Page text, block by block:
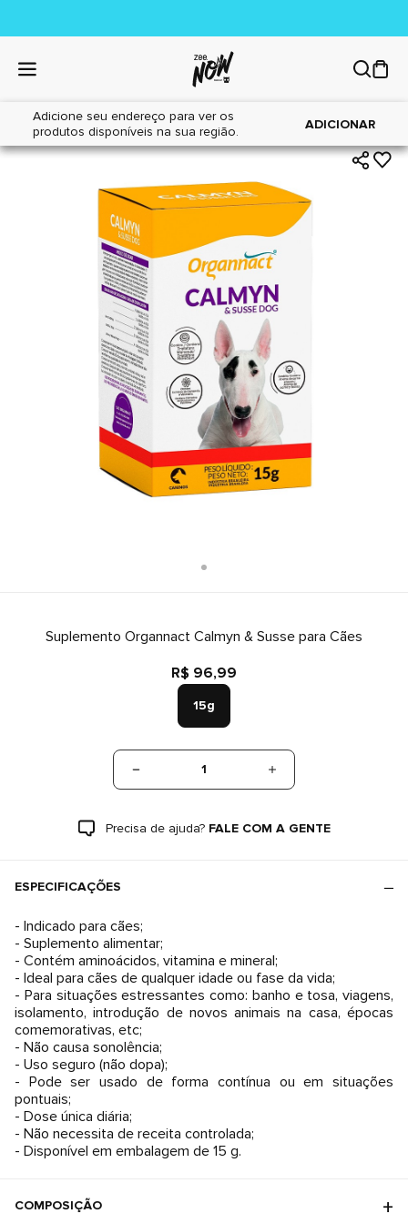
Adicione seu endereço para ver os
produtos disponíveis na sua região.
ADICIONAR
Home|Cães|Farmácia
Suplemento Organnact Calmyn & Susse para Cães
R$ 96,99
15g
1
Precisa de ajuda? FALE COM A GENTE
ESPECIFICAÇÕES
- Indicado para cães;
- Suplemento alimentar;
- Contém aminoácidos, vitamina e mineral;
- Ideal para cães de qualquer idade ou fase da vida;
- Para situações estressantes como: banho e tosa, viagens,
isolamento, introdução de novos animais na casa, épocas
comemorativas, etc;
- Não causa sonolência;
- Uso seguro (não dopa);
- Pode ser usado de forma contínua ou em situações
pontuais;
- Dose única diária;
- Não necessita de receita controlada;
- Disponível em embalagem de 15 g.
COMPOSIÇÃO